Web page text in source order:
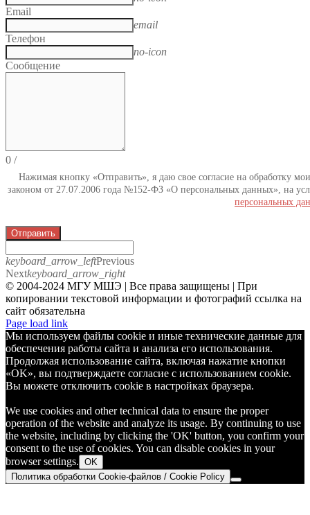
Email
email
Телефон
no-icon
Сообщение
0 /
Нажимая кнопку «Отправить», я даю свое согласие на обработку
законом от 27.07.2006 года №152-ФЗ «О персональных данных», на
персональных
Отправить
keyboard_arrow_leftPrevious
Nextkeyboard_arrow_right
© 2004-2024 МГУ МШЭ | Все права защищены | При
копировании текстовой информации и фотографий ссылка на
сайт обязательна
Telegram
Page load link
Мы используем файлы cookie и иные технические данные для
обеспечения работы сайта и анализа его использования.
Продолжая использование сайта, включая нажатие кнопки
«OK», вы подтверждаете согласие с использованием cookie.
Вы можете отключить cookie в настройках браузера.
We use cookies and other technical data to ensure the proper
operation of the website and analyze its usage. By continuing to use
the website, including by clicking the 'OK' button, you confirm your
consent to the use of cookies. You can disable cookies in your
browser settings. OK
Политика обработки Cookie-файлов / Cookie Policy